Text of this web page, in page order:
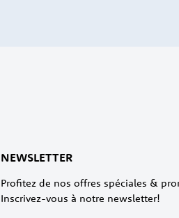
NEWSLETTER
Profitez de nos offres spéciales &
Inscrivez-vous à notre newsletter!